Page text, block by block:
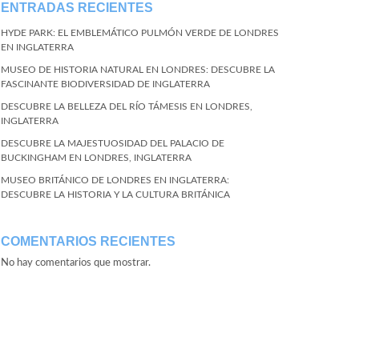
ENTRADAS RECIENTES
HYDE PARK: EL EMBLEMÁTICO PULMÓN VERDE DE LONDRES
EN INGLATERRA
MUSEO DE HISTORIA NATURAL EN LONDRES: DESCUBRE LA
FASCINANTE BIODIVERSIDAD DE INGLATERRA
DESCUBRE LA BELLEZA DEL RÍO TÁMESIS EN LONDRES,
INGLATERRA
DESCUBRE LA MAJESTUOSIDAD DEL PALACIO DE
BUCKINGHAM EN LONDRES, INGLATERRA
MUSEO BRITÁNICO DE LONDRES EN INGLATERRA:
DESCUBRE LA HISTORIA Y LA CULTURA BRITÁNICA
COMENTARIOS RECIENTES
No hay comentarios que mostrar.